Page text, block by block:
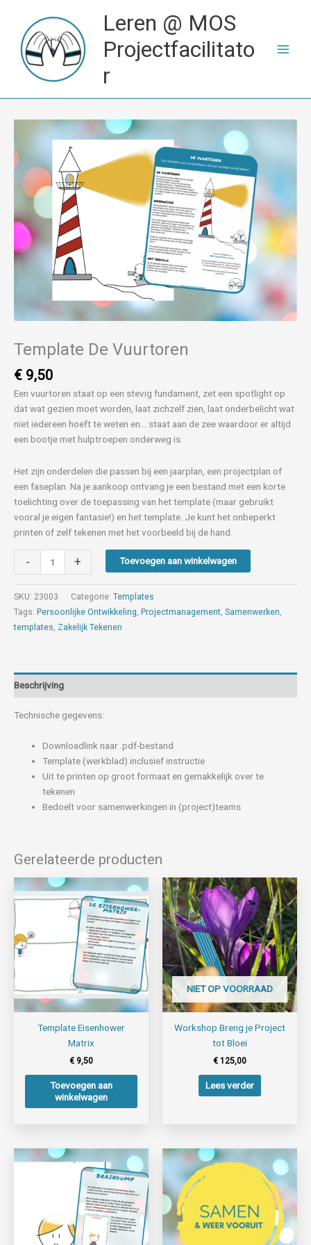
inhoud
Leren @ MOS
Projectfacilitato
r
Template De Vuurtoren
€ 9,50
Een vuurtoren staat op een stevig fundament, zet een spotlight op
dat wat gezien moet worden, laat zichzelf zien, laat onderbelicht wat
niet iedereen hoeft te weten en… staat aan de zee waardoor er altijd
een bootje met hulptroepen onderweg is.
Het zijn onderdelen die passen bij een jaarplan, een projectplan of
een faseplan. Na je aankoop ontvang je een bestand met een korte
toelichting over de toepassing van het template (maar gebruikt
vooral je eigen fantasie!) en het template. Je kunt het onbeperkt
printen of zelf tekenen met het voorbeeld bij de hand.
-
Template
De
Vuurtoren
aantal
+ Toevoegen aan winkelwagen
SKU: 23003 Categorie: Templates
Tags: Persoonlijke Ontwikkeling Projectmanagement Samenwerken
templates Zakelijk Tekenen
Beschrijving
Technische gegevens:
Downloadlink naar .pdf-bestand
Template (werkblad) inclusief instructie
Uit te printen op groot formaat en gemakkelijk over te
tekenen
Bedoelt voor samenwerkingen in (project)teams
Gerelateerde producten
Template Eisenhower
Matrix
€ 9,50
Toevoegen aan
winkelwagen
NIET OP VOORRAAD
Workshop Breng je Project
tot Bloei
€ 125,00
Lees verder